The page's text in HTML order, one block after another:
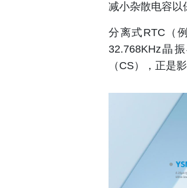
减小杂散电容以
分离式RTC（
32.768KHz晶
（CS），正是